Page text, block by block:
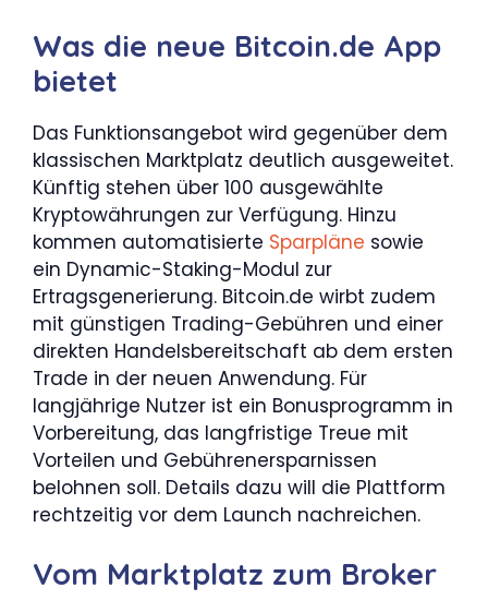
Was die neue Bitcoin.de App
bietet
Das Funktionsangebot wird gegenüber dem
klassischen Marktplatz deutlich ausgeweitet.
Künftig stehen über 100 ausgewählte
Kryptowährungen zur Verfügung. Hinzu
kommen automatisierte Sparpläne sowie
ein Dynamic-Staking-Modul zur
Ertragsgenerierung. Bitcoin.de wirbt zudem
mit günstigen Trading-Gebühren und einer
direkten Handelsbereitschaft ab dem ersten
Trade in der neuen Anwendung. Für
langjährige Nutzer ist ein Bonusprogramm in
Vorbereitung, das langfristige Treue mit
Vorteilen und Gebührenersparnissen
belohnen soll. Details dazu will die Plattform
rechtzeitig vor dem Launch nachreichen.
Vom Marktplatz zum Broker